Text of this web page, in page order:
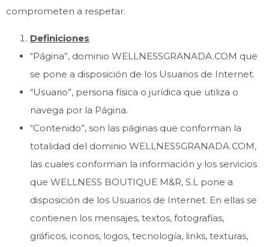
comprometen a respetar.
Definiciones
“Página”, dominio WELLNESSGRANADA.COM que
se pone a disposición de los Usuarios de Internet.
“Usuario”, persona física o jurídica que utiliza o
navega por la Página.
“Contenido”, son las páginas que conforman la
totalidad del dominio WELLNESSGRANADA.COM,
las cuales conforman la información y los servicios
que WELLNESS BOUTIQUE M&R, S.L pone a
disposición de los Usuarios de Internet. En ellas se
contienen los mensajes, textos, fotografías,
gráficos, iconos, logos, tecnología, links, texturas,